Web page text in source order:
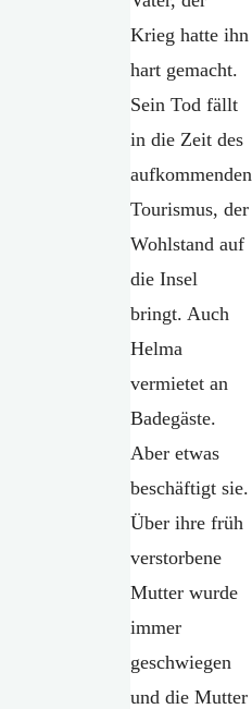
Krieg hatte ihn
hart gemacht.
Sein Tod fällt
in die Zeit des
aufkommenden
Tourismus, der
Wohlstand auf
die Insel
bringt. Auch
Helma
vermietet an
Badegäste.
Aber etwas
beschäftigt sie.
Über ihre früh
verstorbene
Mutter wurde
immer
geschwiegen
und die Mutter